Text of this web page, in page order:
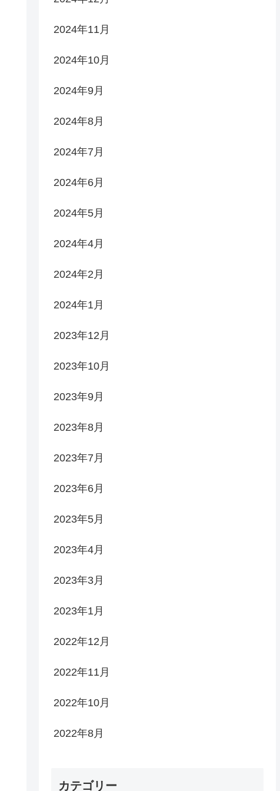
2024年11月
2024年10月
2024年9月
2024年8月
2024年7月
2024年6月
2024年5月
2024年4月
2024年2月
2024年1月
2023年12月
2023年10月
2023年9月
2023年8月
2023年7月
2023年6月
2023年5月
2023年4月
2023年3月
2023年1月
2022年12月
2022年11月
2022年10月
2022年8月
カテゴリー